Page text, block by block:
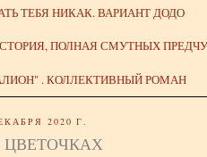
ТЕБЯ НИКАК. ВАРИАНТ ДОДО
ПОЛНАЯ СМУТНЫХ
. КОЛЛЕКТИВНЫЙ РОМАН
2020 Г.